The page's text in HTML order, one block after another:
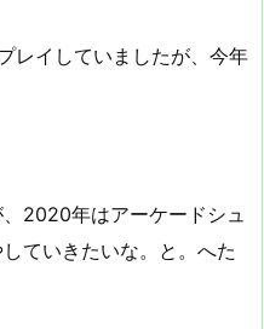
レイしていましたが、今年
2020年はアーケードシュ
ていきたいな。と。へた